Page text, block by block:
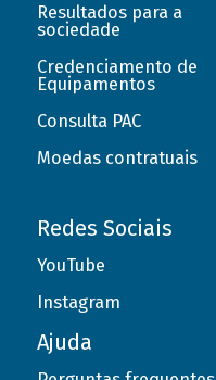
Resultados para a
sociedade
Credenciamento de
Equipamentos
Consulta PAC
Moedas contratuais
Redes Sociais
YouTube
Instagram
Ajuda